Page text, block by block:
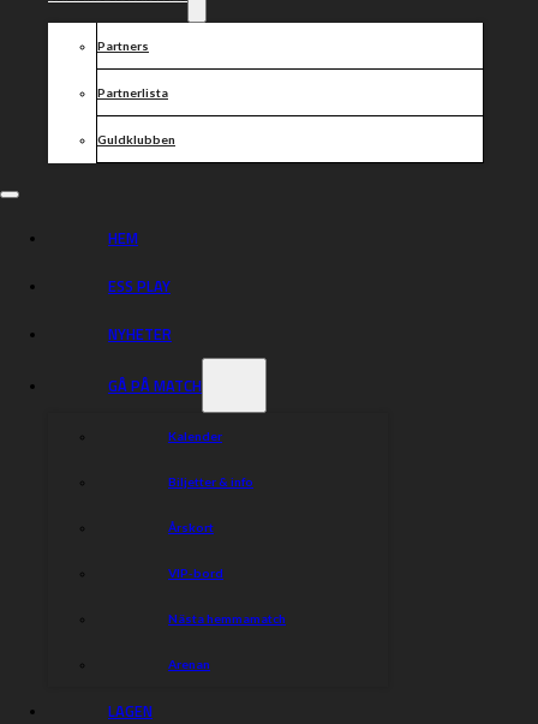
Partners
Partnerlista
Guldklubben
HEM
ESS PLAY
NYHETER
GÅ PÅ MATCH
Kalender
Biljetter & info
Årskort
VIP-bord
Nästa hemmamatch
Arenan
LAGEN
Dela nyheten: